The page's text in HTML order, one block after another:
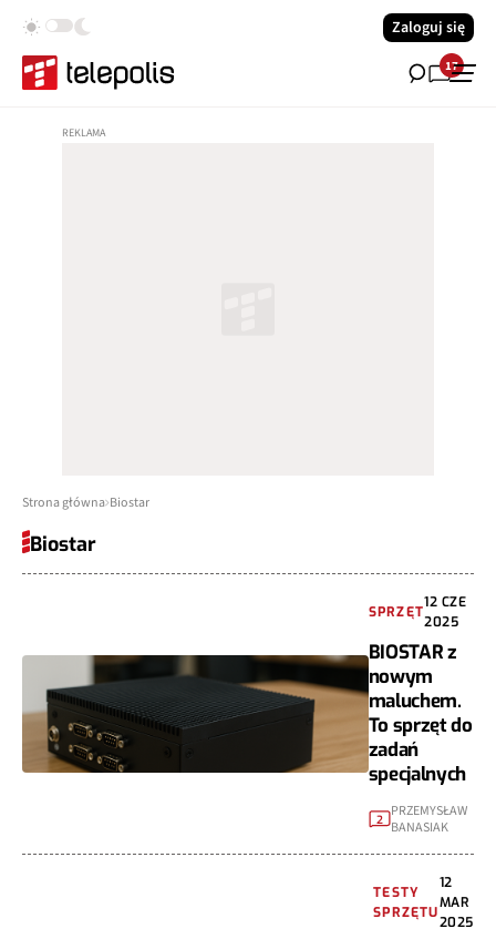
Zaloguj się
17
Strona główna Biostar
Biostar
SPRZĘT
12 CZE
2025
BIOSTAR z
nowym
maluchem.
To sprzęt do
zadań
specjalnych
2 PRZEMYSŁAW
BANASIAK
TESTY
SPRZĘTU
12
MAR
2025